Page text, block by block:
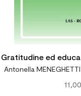
Gratitudine ed
Antonella MENEGHETTI